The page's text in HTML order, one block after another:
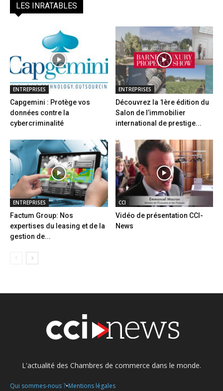
LES INRATABLES
ENTREPRISES
Capgemini : Protège vos
données contre la
cybercriminalité
ENTREPRISES
Découvrez la 1ère édition du
Salon de l’immobilier
international de prestige...
ENTREPRISES
Factum Group: Nos
expertises du leasing et de la
gestion de...
CCI
Vidéo de présentation CCI-
News
L'actualité des Chambres de commerce dans le monde.
Qui sommes-nous ?•Mentions légales